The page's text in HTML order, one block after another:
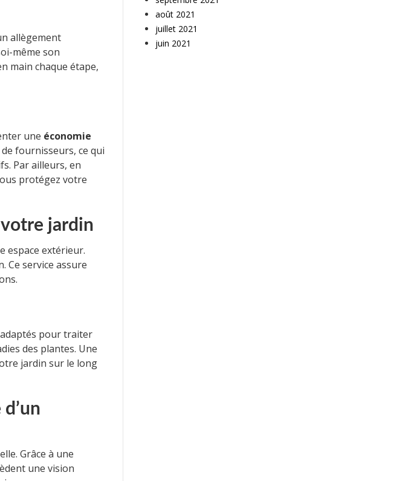
allègement
même son
main chaque étape,
une économie
fournisseurs, ce qui
Par ailleurs, en
protégez votre
jardin
espace extérieur.
Ce service assure
adaptés pour traiter
des plantes. Une
jardin sur le long
Grâce à une
une vision
août 2021
juillet 2021
juin 2021